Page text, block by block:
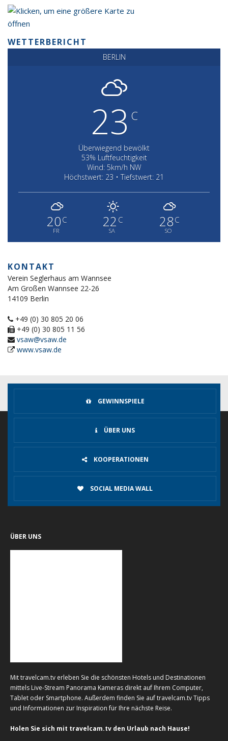
WETTERBERICHT
BERLIN
23 C
Überwiegend bewölkt
53% Luftfeuchtigkeit
Wind: 5km/h NW
Höchstwert: 23 • Tiefstwert: 21
20 C
FR
22 C
SA
28 C
SO
KONTAKT
Verein Seglerhaus am Wannsee
Am Großen Wannsee 22-26
14109 Berlin
+49 (0) 30 805 20 06
+49 (0) 30 805 11 56
vsaw@vsaw.de
www.vsaw.de
GEWINNSPIELE
ÜBER UNS
KOOPERATIONEN
SOCIAL MEDIA WALL
ÜBER UNS
Mit travelcam.tv erleben Sie die schönsten Hotels und Destinationen
mittels Live-Stream Panorama Kameras direkt auf Ihrem Computer,
Tablet oder Smartphone. Außerdem finden Sie auf travelcam.tv Tipps
und Informationen zur Inspiration für Ihre nächste Reise.
Holen Sie sich mit travelcam.tv den Urlaub nach Hause!